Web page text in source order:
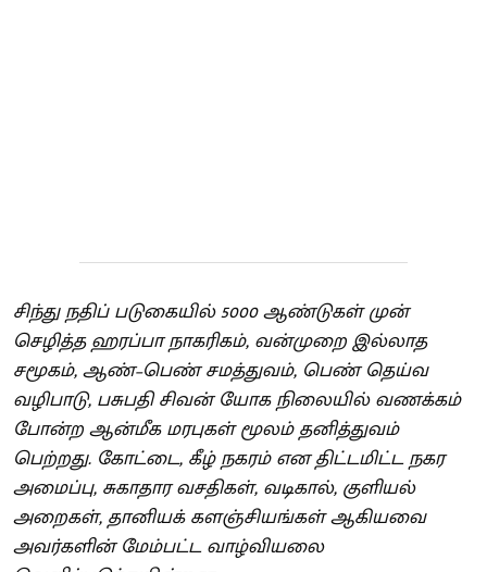
சிந்து நதிப் படுகையில் 5000 ஆண்டுகள் முன்
செழித்த ஹரப்பா நாகரிகம், வன்முறை இல்லாத
சமூகம், ஆண்–பெண் சமத்துவம், பெண் தெய்வ
வழிபாடு, பசுபதி சிவன் யோக நிலையில் வணக்கம்
போன்ற ஆன்மீக மரபுகள் மூலம் தனித்துவம்
பெற்றது. கோட்டை, கீழ் நகரம் என திட்டமிட்ட நகர
அமைப்பு, சுகாதார வசதிகள், வடிகால், குளியல்
அறைகள், தானியக் களஞ்சியங்கள் ஆகியவை
அவர்களின் மேம்பட்ட வாழ்வியலை